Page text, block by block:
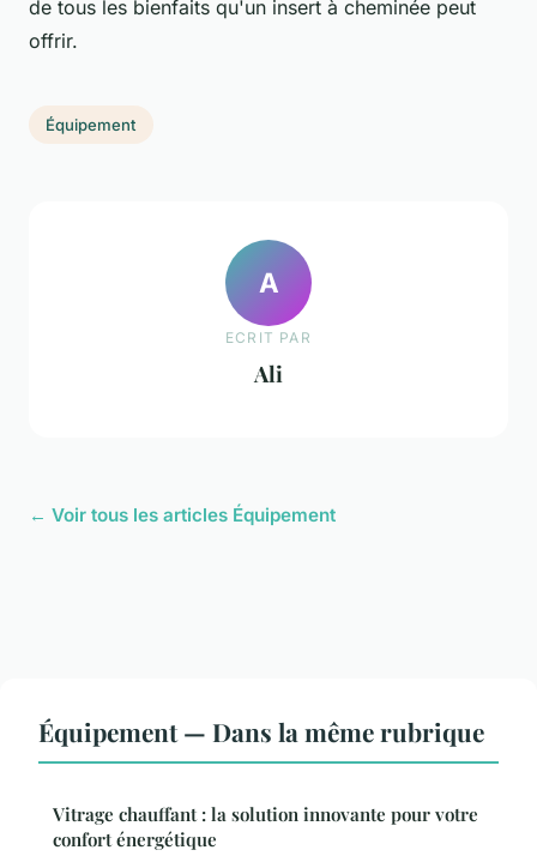
de tous les bienfaits qu'un insert à cheminée peut
offrir.
Équipement
A
ECRIT PAR
Ali
← Voir tous les articles Équipement
Équipement — Dans la même rubrique
Vitrage chauffant : la solution innovante pour votre
confort énergétique